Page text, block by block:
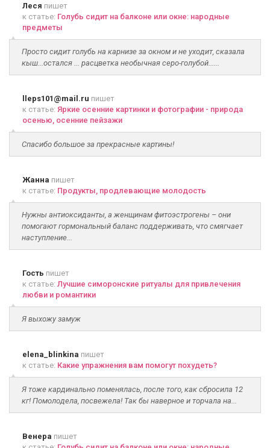
Леся пишет
к статье: Голубь сидит на балконе или окне: народные
предметы
Просто сидит голубь на карнизе за окном и не уходит, сказала
кыш...остался ... расцветка необычная серо-голубой......
lleps101@mail.ru пишет
к статье: Яркие осенние картинки и фотографии - природа
осенью, осенние пейзажи
Спасибо большое за прекрасные картины!
Жанна пишет
к статье: Продукты, продлевающие молодость
Нужны антиоксиданты, а женщинам фитоэстрогены – они
помогают гормональный баланс поддерживать, что смягчает
наступление...
Гость пишет
к статье: Лучшие симоронские ритуалы для привлечения
любви и романтики
Я выхожу замуж
elena_blinkina пишет
к статье: Какие упражнения вам помогут похудеть?
Я тоже кардинально поменялась, после того, как сбросила 12
кг! Помолодела, посвежела! Так бы наверное и торчала на...
Венера пишет